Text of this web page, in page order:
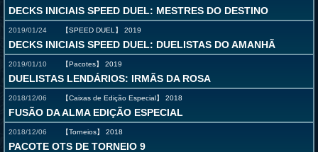
DECKS INICIAIS SPEED DUEL: MESTRES DO DESTINO
2019/01/24 【SPEED DUEL】 2019
DECKS INICIAIS SPEED DUEL: DUELISTAS DO AMANHÃ
2019/01/10 【Pacotes】 2019
DUELISTAS LENDÁRIOS: IRMÃS DA ROSA
2018/12/06 【Caixas de Edição Especial】 2018
FUSÃO DA ALMA EDIÇÃO ESPECIAL
2018/12/06 【Torneios】 2018
PACOTE OTS DE TORNEIO 9